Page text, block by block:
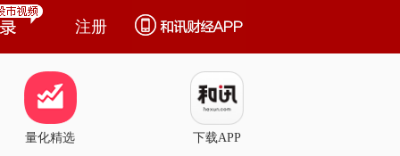
注册
量化精选 下载APP